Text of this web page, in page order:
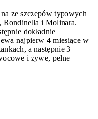
ze szczepów typowych
Rondinella i Molinara.
dokładnie
najpierw 4 miesiące w
a następnie 3
i żywe, pełne